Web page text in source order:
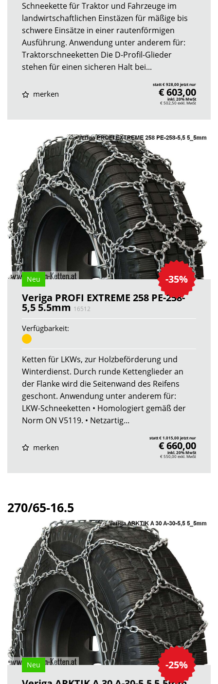
Schneekette für Traktor und Fahrzeuge im
landwirtschaftlichen Einstäzen für mäßige bis
schwere Einsätze in einer rautenförmigen
Ausführung. Anwendung unter anderem für:
Traktorschneeketten Die D-Profil-Glieder
stehen für einen sicheren Halt bei...
merken
statt € 928,00 jetzt nur
€ 603,00
inkl. 20% MwSt
€ 502,50exkl. MwSt
-35%
Neu
Veriga PROFI EXTREME 258 PE-258-
5,5 5.5mm 16512
Verfügbarkeit:
Ketten für LKWs, zur Holzbeförderung und
Winterdienst. Durch runde Kettenglieder an
der Flanke wird die Seitenwand des Reifens
geschont. Anwendung unter anderem für:
LKW-Schneeketten • Homologiert gemäß der
Norm ON V5119. • Netzartig...
merken
statt € 1.015,00 jetzt nur
€ 660,00
inkl. 20% MwSt
€ 550,00exkl. MwSt
270/65-16.5
-25%
Neu